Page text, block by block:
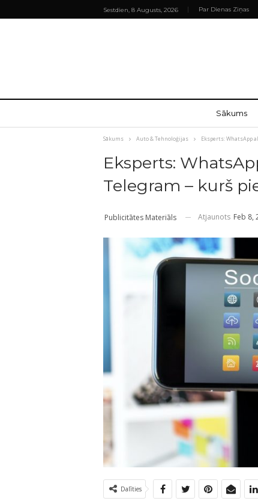
Sestdien, 8 Augusts, 2026 Par Dienas Ziņas
Sākums
Sākums Auto & Tehnoloģijas Eksperts: WhatsApp
Eksperts:
Telegram – kurš
Publicitātes Materiāls Atjaunots Feb 8,
Dalīties